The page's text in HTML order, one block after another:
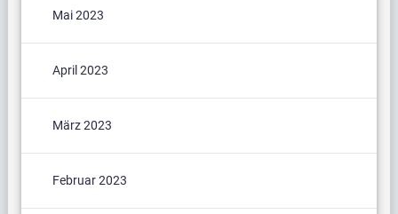
Mai 2023
April 2023
März 2023
Februar 2023